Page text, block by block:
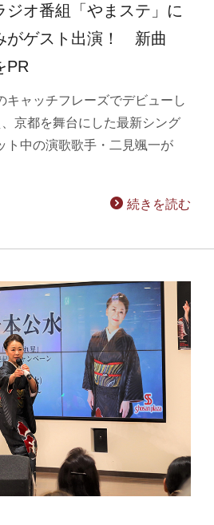
ジオ番組「やまステ」に
がゲスト出演！ 新曲
PR
キャッチフレーズでデビューし
京都を舞台にした最新シング
ト中の演歌歌手・二見颯一が
続きを読む